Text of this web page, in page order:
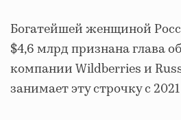
Богатейшей женщиной
$4,6 млрд признана глава
компании Wildberries и
занимает эту строчку с